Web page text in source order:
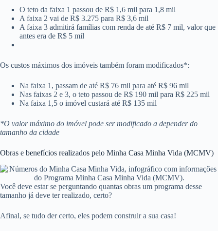
O teto da faixa 1 passou de R$ 1,6 mil para 1,8 mil
A faixa 2 vai de R$ 3.275 para R$ 3,6 mil
A faixa 3 admitirá famílias com renda de até R$ 7 mil, valor que
antes era de R$ 5 mil
Os custos máximos dos imóveis também foram modificados*:
Na faixa 1, passam de até R$ 76 mil para até R$ 96 mil
Nas faixas 2 e 3, o teto passou de R$ 190 mil para R$ 225 mil
Na faixa 1,5 o imóvel custará até R$ 135 mil
*O valor máximo do imóvel pode ser modificado a depender do
tamanho da cidade
Obras e benefícios realizados pelo Minha Casa Minha Vida (MCMV)
Você deve estar se perguntando quantas obras um programa desse
tamanho já deve ter realizado, certo?
Afinal, se tudo der certo, eles podem construir a sua casa!